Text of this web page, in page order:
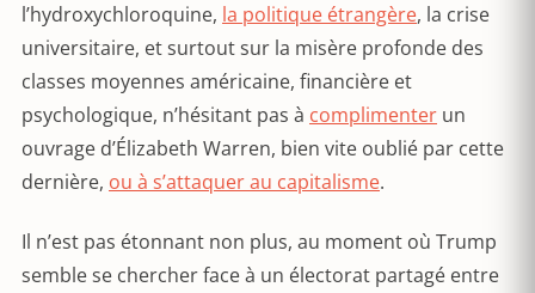
l’hydroxychloroquine, la politique étrangère, la crise
universitaire, et surtout sur la misère profonde des
classes moyennes américaine, financière et
psychologique, n’hésitant pas à complimenter un
ouvrage d’Élizabeth Warren, bien vite oublié par cette
dernière, ou à s’attaquer au capitalisme.
Il n’est pas étonnant non plus, au moment où Trump
semble se chercher face à un électorat partagé entre